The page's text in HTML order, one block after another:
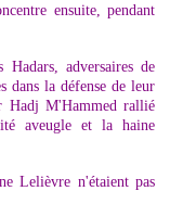
ensuite, pendant
adversaires de
dans la défense de leur
Hadj M'Hammed rallié
aveugle et la haine
Lelièvre n'étaient pas